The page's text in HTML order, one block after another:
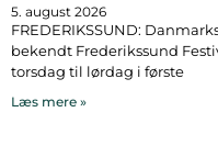
5. august 2026
FREDERIKSSUND:
bekendt Frederikssund
torsdag til lørdag i første
Læs mere »